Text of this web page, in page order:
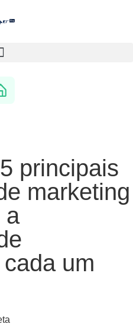
principais
marketing
a
um